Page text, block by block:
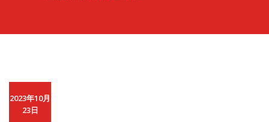
2023年10月
23日